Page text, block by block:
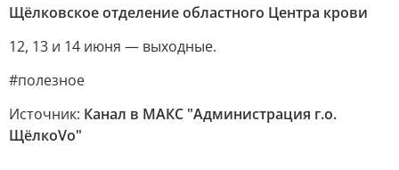
Щёлковское отделение областного Центра крови
12, 13 и 14 июня — выходные.
#полезное
Источник: Канал в МАКС "Администрация г.о.
ЩёлкоVо"